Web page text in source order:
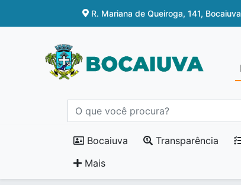
Ir para o fim do conteúdo
R. Mariana de Queiroga, 141,
Bocaiuva Transparência
Mais